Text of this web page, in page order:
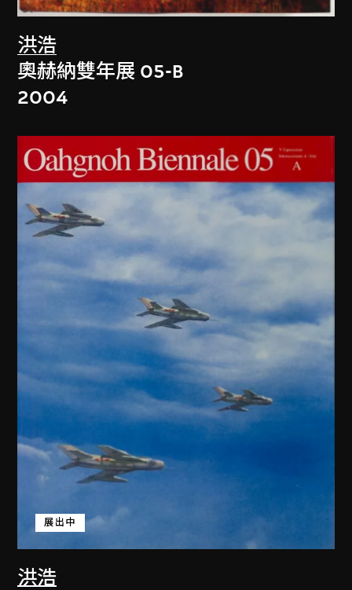
洪浩
奧赫納雙年展 05-B
2004
洪浩
展出中